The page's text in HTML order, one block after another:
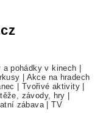
a pohádky v kinech
Akce na hradech
Tvořivé aktivity
závody, hry
zábava |TV